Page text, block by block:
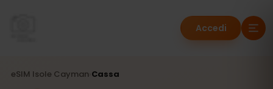
Accedi
eSIM Isole Cayman Cassa